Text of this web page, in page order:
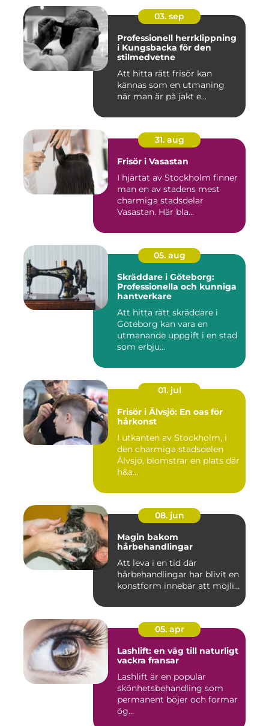
03. sep
Professionell herrklippning
i Kungsbacka för den
stilmedvetne
Att hitta rätt frisör kan
kännas som en utmaning
när man är på jakt e...
31. aug
Frisör i Vasastan
I hjärtat av Stockholm finner
man en av stadens mest
charmiga stadsdelar
Vasastan. Här bla...
05. aug
Skräddare i Göteborg:
Professionella och kunniga
hantverkare
Att hitta rätt skräddare i
Göteborg kan vara en
utmanande uppgift i en stad
som erbju...
01. jul
Frisör i Älvsjö: En oas för
hårkonst
I utkanten av Stockholm, i
den charmiga stadsdelen
Älvsjö, blomstrar en plats där
h&a...
08. jun
Magin bakom
hårbehandlingar
Att leva i en tid där
hårbehandlingar har blivit en
konstform innebär att möjli...
05. apr
Lashlift: en väg till naturligt
vackra fransar
Lashlift är en populär
skönhetsbehandling som
permanent böjer och formar
ög...